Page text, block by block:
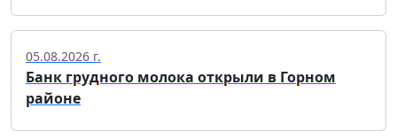
05.08.2026 г.
Банк грудного молока открыли в Горном
районе